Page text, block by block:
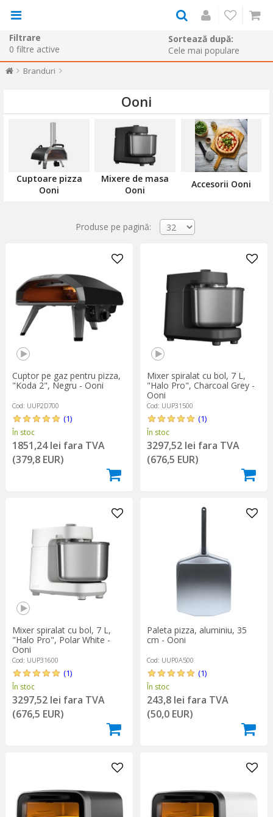
Filtrare
0 filtre active
Sortează după:
Branduri
Ooni
Cuptoare pizza
Ooni
Mixere de masa
Ooni
Accesorii Ooni
Produse pe pagină:
Cuptor pe gaz pentru pizza,
"Koda 2", Negru - Ooni
Cod: UUP2D700
(1)
În stoc
1851,24 lei fara TVA
(379,8 EUR)
Mixer spiralat cu bol, 7 L,
"Halo Pro", Charcoal Grey -
Ooni
Cod: UUP31500
(1)
În stoc
3297,52 lei fara TVA
(676,5 EUR)
Mixer spiralat cu bol, 7 L,
"Halo Pro", Polar White -
Ooni
Cod: UUP31600
(1)
În stoc
3297,52 lei fara TVA
(676,5 EUR)
Paleta pizza, aluminiu, 35
cm - Ooni
Cod: UUP0A500
(1)
În stoc
243,8 lei fara TVA
(50,0 EUR)